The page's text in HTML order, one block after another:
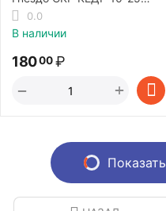
PRIME (200А)
0.0
В наличии
18000 ₽
+
−